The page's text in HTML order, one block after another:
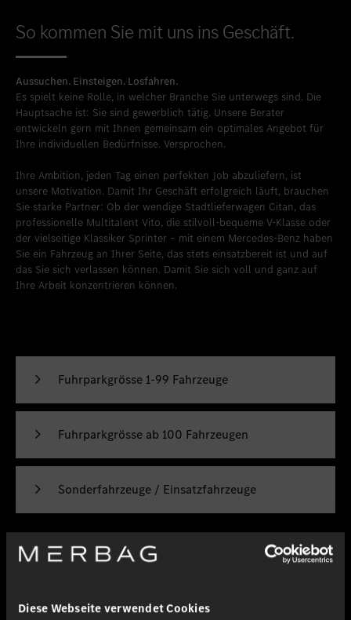
Diese Webseite verwendet Cookies
So kommen Sie mit uns ins Geschäft.
Aussuchen. Einsteigen. Losfahren.
Es spielt keine Rolle, in welcher Branche Sie unterwegs sind. Die
Hauptsache ist: Sie sind gewerblich tätig. Unsere Berater
entwickeln gern mit Ihnen gemeinsam ein optimales Angebot für
Ihre individuellen Bedürfnisse. Versprochen.
Ihre Ambition, jeden Tag einen perfekten Job abzuliefern, ist
unsere Motivation. Damit Ihr Geschäft erfolgreich läuft, brauchen
Sie starke Partner: Ob der wendige Stadtlieferwagen Citan, das
professionelle Multitalent Vito, die stilvoll-bequeme V-Klasse oder
der vielseitige Klassiker Sprinter – mit einem Mercedes-Benz haben
Sie ein Fahrzeug an Ihrer Seite, das stets einsatzbereit ist und auf
das Sie sich verlassen können. Damit Sie sich voll und ganz auf
Ihre Arbeit konzentrieren können.
Fuhrparkgrösse 1-99 Fahrzeuge
Fuhrparkgrösse ab 100 Fahrzeugen
Sonderfahrzeuge / Einsatzfahrzeuge